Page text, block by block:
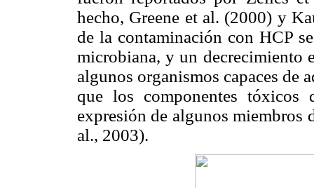
hecho, Greene et al. (2000) y
de la contaminación con HCP
microbiana, y un decrecimiento
algunos organismos capaces de
que los componentes
expresión de algunos miembros
al., 2003).